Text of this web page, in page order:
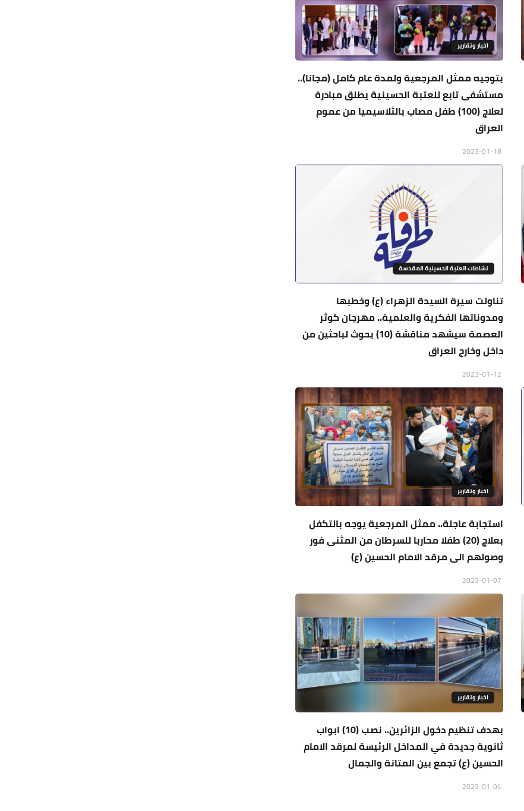
اخبار وتقارير
بتوجيه ممثل المرجعية ولمدة عام كامل (مجانا)..
مستشفى تابع للعتبة الحسينية يطلق مبادرة
لعلاج (100) طفل مصاب بالثلاسيميا من عموم
العراق
نشاطات العتبة الحسينية المقدسة
تناولت سيرة السيدة الزهراء (ع) وخطبها
ومدوناتها الفكرية والعلمية.. مهرجان كوثر
العصمة سيشهد مناقشة (10) بحوث لباحثين من
داخل وخارج العراق
اخبار وتقارير
استجابة عاجلة.. ممثل المرجعية يوجه بالتكفل
بعلاج (20) طفلا محاربا للسرطان من المثنى فور
وصولهم الى مرقد الامام الحسين (ع)
اخبار وتقارير
بهدف تنظيم دخول الزائرين.. نصب (10) ابواب
ثانوية جديدة في المداخل الرئيسة لمرقد الامام
الحسين (ع) تجمع بين المتانة والجمال